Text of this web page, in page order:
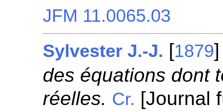
JFM 11.0065.03
Sylvester J.-J. [1879
des équations dont
réelles. Cr. [Journal